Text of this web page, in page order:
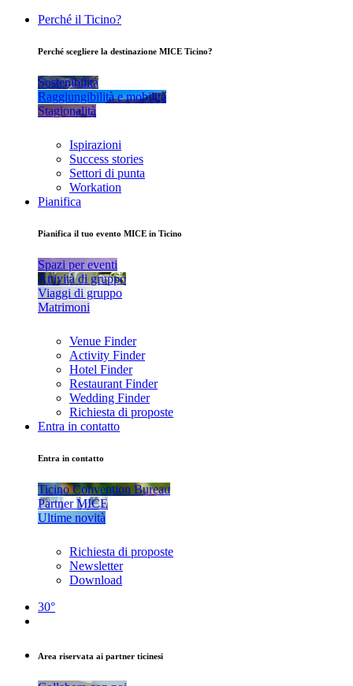
Perché il Ticino?
Perché scegliere la destinazione MICE Ticino?
Sostenibilità
Raggiungibilità e mobilità
Stagionalità
Ispirazioni
Success stories
Settori di punta
Workation
Pianifica
Pianifica il tuo evento MICE in Ticino
Spazi per eventi
Attività di gruppo
Viaggi di gruppo
Matrimoni
Venue Finder
Activity Finder
Hotel Finder
Restaurant Finder
Wedding Finder
Richiesta di proposte
Entra in contatto
Entra in contatto
Ticino Convention Bureau
Partner MICE
Ultime novità
Richiesta di proposte
Newsletter
Download
30°
Area riservata ai partner ticinesi